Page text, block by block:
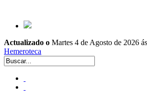
Actualizado o Martes 4 de Agosto de 2026
Hemeroteca